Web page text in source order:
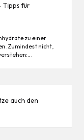
Tipps für
zu einer
Zumindest nicht,
auch den